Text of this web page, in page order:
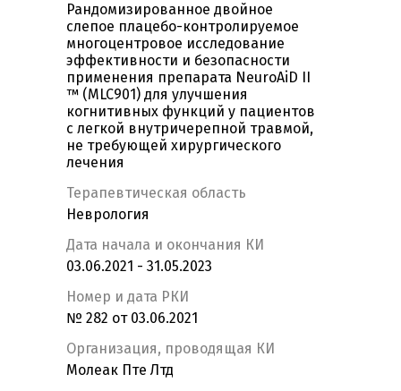
Рандомизированное двойное
слепое плацебо-контролируемое
многоцентровое исследование
эффективности и безопасности
применения препарата NeuroAiD II
™ (MLC901) для улучшения
когнитивных функций у пациентов
с легкой внутричерепной травмой,
не требующей хирургического
лечения
Терапевтическая область
Неврология
Дата начала и окончания КИ
03.06.2021 - 31.05.2023
Номер и дата РКИ
№ 282 от 03.06.2021
Организация, проводящая КИ
Молеак Пте Лтд